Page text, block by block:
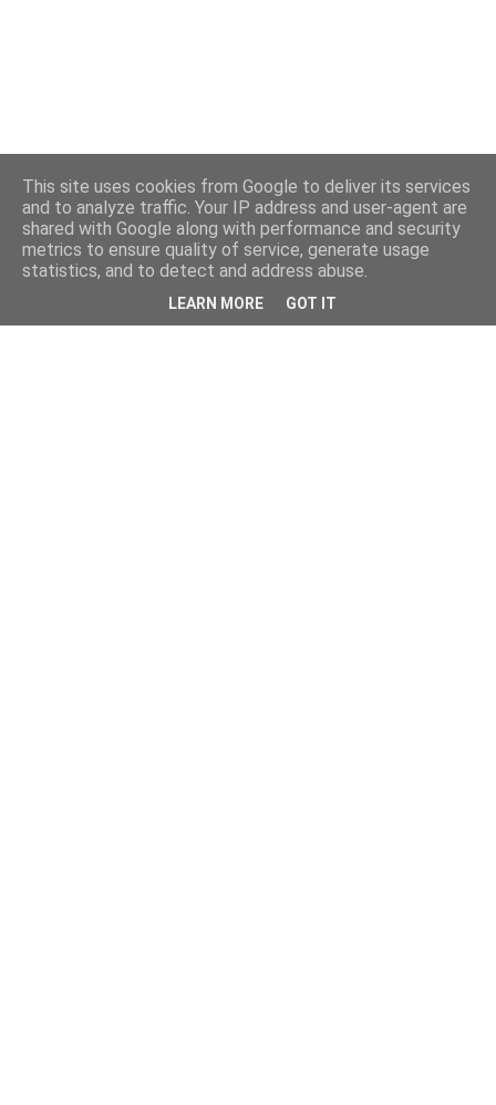
This site uses cookies from Google to deliver its services
and to analyze traffic. Your IP address and user-agent are
shared with Google along with performance and security
metrics to ensure quality of service, generate usage
statistics, and to detect and address abuse.
LEARN MORE GOT IT